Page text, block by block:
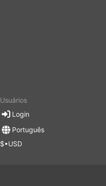
Usuários
Login
Português
$•USD